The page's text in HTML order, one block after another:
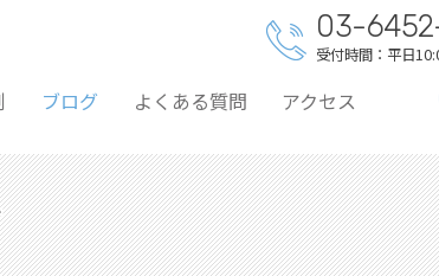
ブログ よくある質問 アクセス
03-
受付時間：平日